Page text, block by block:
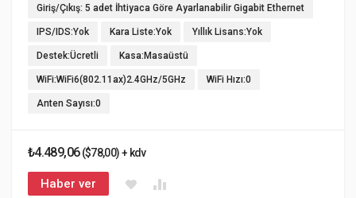
Giriş/Çıkış: 5 adet İhtiyaca Göre Ayarlanabilir Gigabit Ethernet
IPS/IDS:Yok Kara Liste:Yok Yıllık Lisans:Yok
Destek:Ücretli Kasa:Masaüstü
WiFi:WiFi6(802.11ax)2.4GHz/5GHz WiFi Hızı:0
Anten Sayısı:0
₺4.489,06($78,00) + kdv
Haber ver